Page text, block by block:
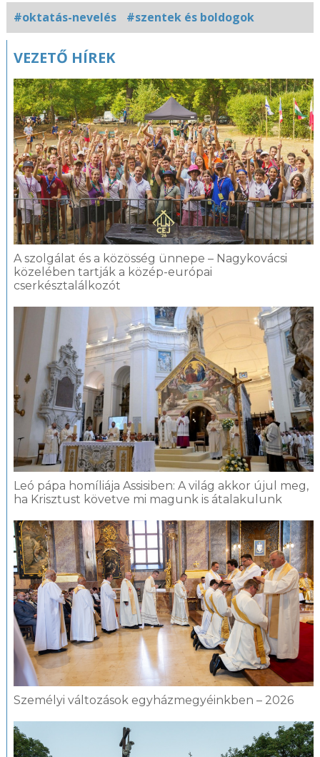
#oktatás-nevelés #szentek és boldogok
Kapcsolódó
VEZETŐ HÍREK
A szolgálat és a közösség ünnepe – Nagykovácsi
közelében tartják a közép-európai
cserkésztalálkozót
Leó pápa homíliája Assisiben: A világ akkor újul meg,
ha Krisztust követve mi magunk is átalakulunk
Személyi változások egyházmegyéinkben – 2026